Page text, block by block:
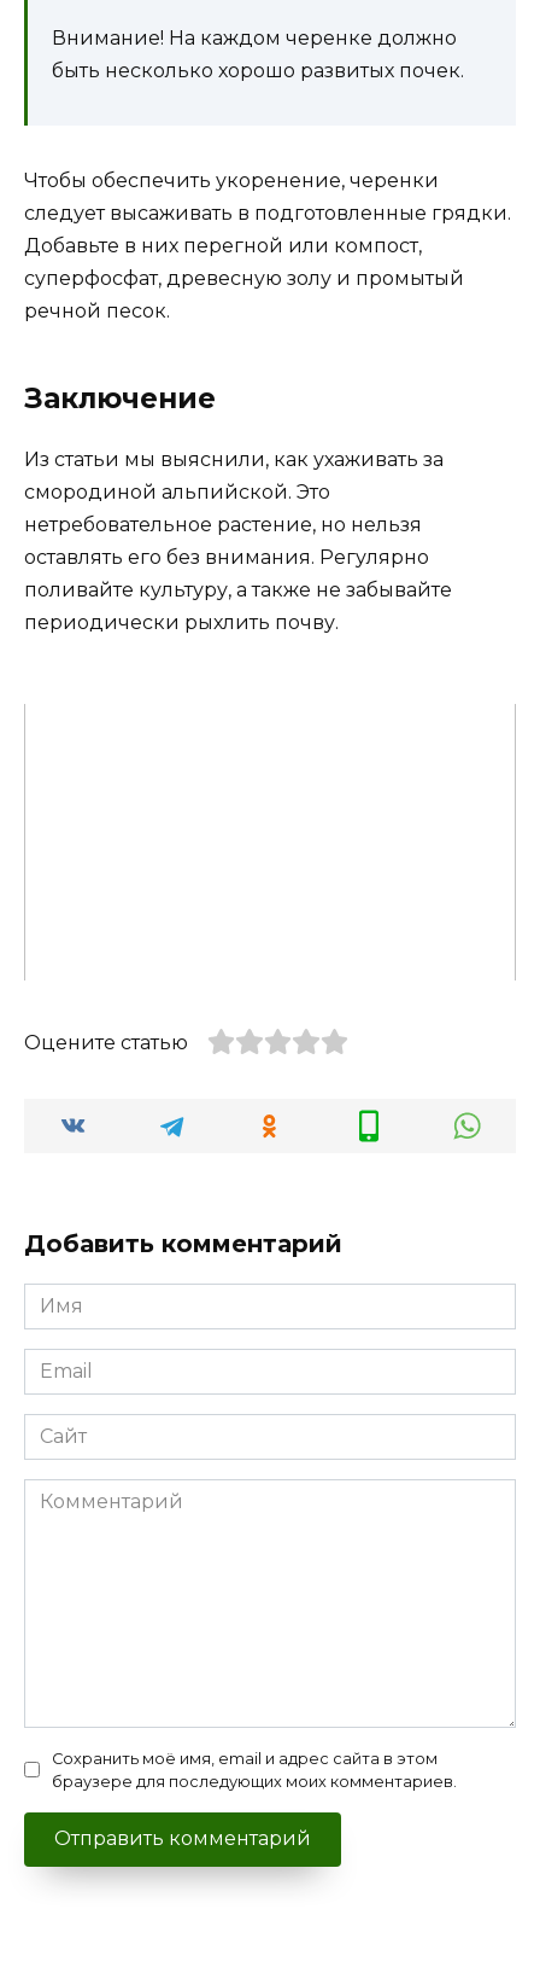
Внимание! На каждом черенке должно
быть несколько хорошо развитых почек.
Чтобы обеспечить укоренение, черенки
следует высаживать в подготовленные грядки.
Добавьте в них перегной или компост,
суперфосфат, древесную золу и промытый
речной песок.
Заключение
Из статьи мы выяснили, как ухаживать за
смородиной альпийской. Это
нетребовательное растение, но нельзя
оставлять его без внимания. Регулярно
поливайте культуру, а также не забывайте
периодически рыхлить почву.
Оцените статью
Добавить комментарий
Имя
Email
Сайт
Комментарий
Сохранить моё имя, email и адрес сайта в этом
браузере для последующих моих комментариев.